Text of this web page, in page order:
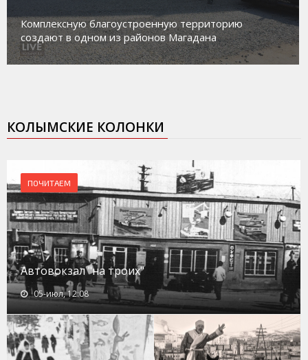
Магадан присоединился к пилотному проекту по
работе с несовершеннолетними из групп
социального риска «Переправа»
КОЛЫМСКИЕ КОЛОНКИ
ПОЧИТАЕМ
Автовокзал "на троих"
05-июл, 12:08